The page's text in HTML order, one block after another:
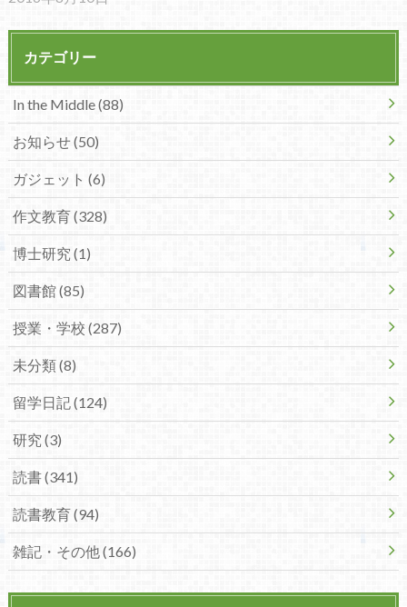
カテゴリー
In the Middle (88)
お知らせ (50)
ガジェット (6)
作文教育 (328)
博士研究 (1)
図書館 (85)
授業・学校 (287)
未分類 (8)
留学日記 (124)
研究 (3)
読書 (341)
読書教育 (94)
雑記・その他 (166)